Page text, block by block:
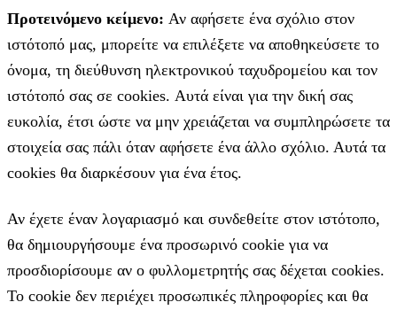
Προτεινόμενο κείμενο: Αν αφήσετε ένα σχόλιο στον
ιστότοπό μας, μπορείτε να επιλέξετε να αποθηκεύσετε το
όνομα, τη διεύθυνση ηλεκτρονικού ταχυδρομείου και τον
ιστότοπό σας σε cookies. Αυτά είναι για την δική σας
ευκολία, έτσι ώστε να μην χρειάζεται να συμπληρώσετε τα
στοιχεία σας πάλι όταν αφήσετε ένα άλλο σχόλιο. Αυτά τα
cookies θα διαρκέσουν για ένα έτος.
Αν έχετε έναν λογαριασμό και συνδεθείτε στον ιστότοπο,
θα δημιουργήσουμε ένα προσωρινό cookie για να
προσδιορίσουμε αν ο φυλλομετρητής σας δέχεται cookies.
Το cookie δεν περιέχει προσωπικές πληροφορίες και θα